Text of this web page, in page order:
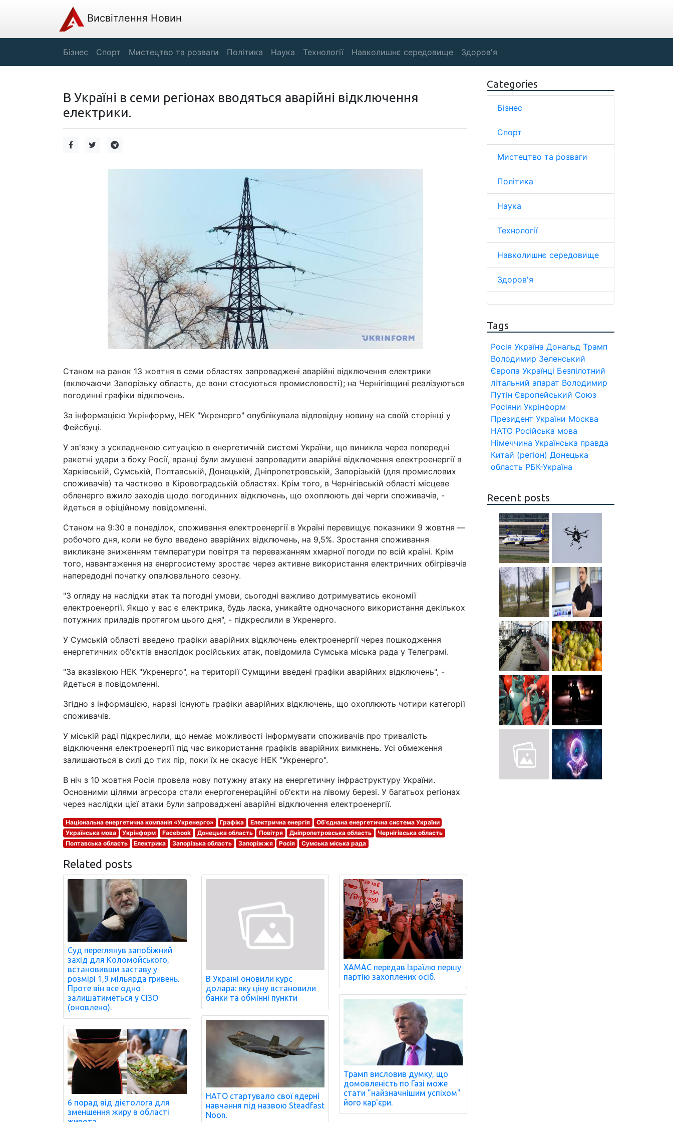
Висвітлення Новин
Бізнес Спорт Мистецтво та розваги Політика Наука Технології Навколишнє середовище Здоров'я
В Україні в семи регіонах вводяться аварійні відключення
електрики.
Станом на ранок 13 жовтня в семи областях запроваджені аварійні відключення електрики
(включаючи Запорізьку область, де вони стосуються промисловості); на Чернігівщині реалізуються
погодинні графіки відключень.
За інформацією Укрінформу, НЕК "Укренерго" опублікувала відповідну новину на своїй сторінці у
Фейсбуці.
У зв'язку з ускладненою ситуацією в енергетичній системі України, що виникла через попередні
ракетні удари з боку Росії, вранці були змушені запровадити аварійні відключення електроенергії в
Харківській, Сумській, Полтавській, Донецькій, Дніпропетровській, Запорізькій (для промислових
споживачів) та частково в Кіровоградській областях. Крім того, в Чернігівській області місцеве
обленерго вжило заходів щодо погодинних відключень, що охоплюють дві черги споживачів, -
йдеться в офіційному повідомленні.
Станом на 9:30 в понеділок, споживання електроенергії в Україні перевищує показники 9 жовтня —
робочого дня, коли не було введено аварійних відключень, на 9,5%. Зростання споживання
викликане зниженням температури повітря та переважанням хмарної погоди по всій країні. Крім
того, навантаження на енергосистему зростає через активне використання електричних обігрівачів
напередодні початку опалювального сезону.
"З огляду на наслідки атак та погодні умови, сьогодні важливо дотримуватись економії
електроенергії. Якщо у вас є електрика, будь ласка, уникайте одночасного використання декількох
потужних приладів протягом цього дня", - підкреслили в Укренерго.
У Сумській області введено графіки аварійних відключень електроенергії через пошкодження
енергетичних об'єктів внаслідок російських атак, повідомила Сумська міська рада у Телеграмі.
"За вказівкою НЕК "Укренерго", на території Сумщини введені графіки аварійних відключень", -
йдеться в повідомленні.
Згідно з інформацією, наразі існують графіки аварійних відключень, що охоплюють чотири категорії
споживачів.
У міській раді підкреслили, що немає можливості інформувати споживачів про тривалість
відключення електроенергії під час використання графіків аварійних вимкнень. Усі обмеження
залишаються в силі до тих пір, поки їх не скасує НЕК "Укренерго".
В ніч з 10 жовтня Росія провела нову потужну атаку на енергетичну інфраструктуру України.
Основними цілями агресора стали енергогенераційні об'єкти на лівому березі. У багатьох регіонах
через наслідки цієї атаки були запроваджені аварійні відключення електроенергії.
Національна енергетична компанія «Укренерго» Графіка Електрична енергія
Об'єднана енергетична система України
Українська мова
Укрінформ Facebook Донецька область Повітря Дніпропетровська область
Чернігівська область
Полтавська область
Електрика Запорізька область Запоріжжя Росія Сумська міська рада
Related posts
Суд переглянув запобіжний
захід для Коломойського,
встановивши заставу у
розмірі 1,9 мільярда гривень.
Проте він все одно
залишатиметься у СІЗО
(оновлено).
6 порад від дієтолога для
зменшення жиру в області
В Україні оновили курс
долара: яку ціну встановили
банки та обмінні пункти
НАТО стартувало свої ядерні
навчання під назвою Steadfast
Noon.
ХАМАС передав Ізраїлю першу
партію захоплених осіб.
Трамп висловив думку, що
домовленість по Газі може
стати "найзначнішим успіхом"
його кар'єри.
Categories
Бізнес
Спорт
Мистецтво та розваги
Політика
Наука
Технології
Навколишнє середовище
Здоров'я
Tags
Росія Україна Дональд Трамп
Володимир Зеленський
Європа Українці Безпілотний
літальний апарат Володимир
Путін Європейський Союз
Росіяни Укрінформ
Президент України Москва
НАТО Російська мова
Німеччина Українська правда
Китай (регіон) Донецька
область РБК-Україна
Recent posts